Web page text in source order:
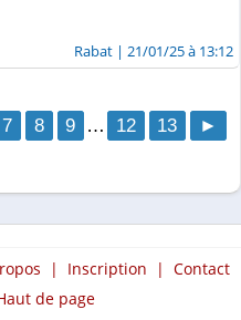
Rabat | 21/01/25 à 13:12
7 8 9 … 12 13 ►
| Inscription | Contact
de page